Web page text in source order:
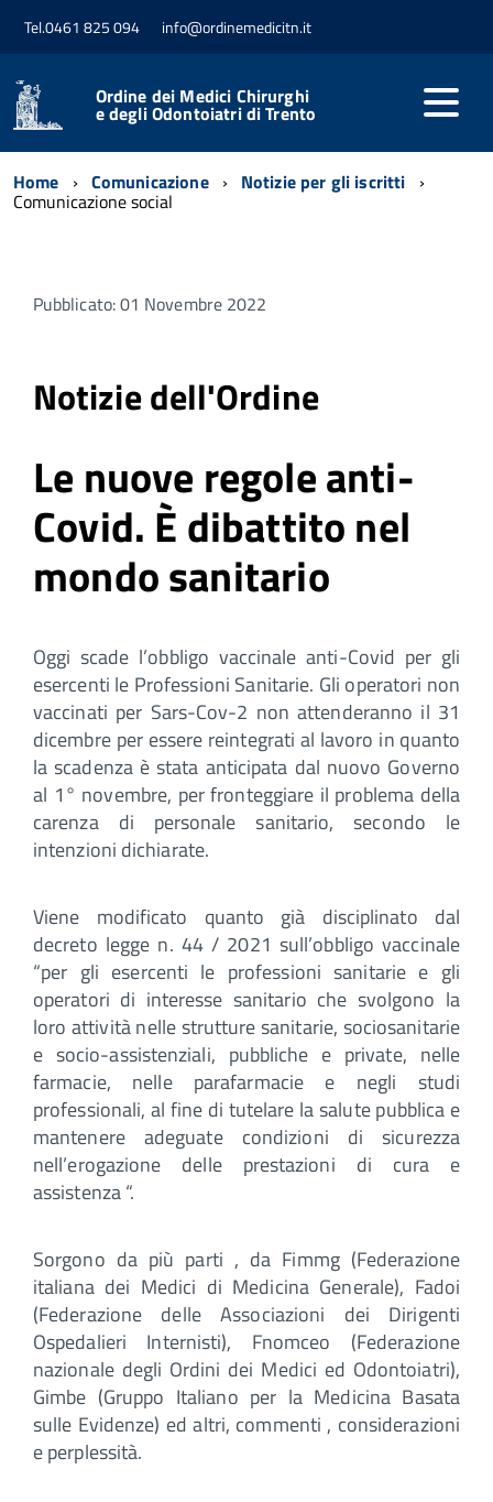
Tel.0461 825 094 info@ordinemedicitn.it
Ordine dei Medici Chirurghi
e degli Odontoiatri di Trento
Home Comunicazione Notizie per gli iscritti
Comunicazione social
Pubblicato: 01 Novembre 2022
Notizie dell'Ordine
Le nuove regole anti-
Covid. È dibattito nel
mondo sanitario
Oggi scade l’obbligo vaccinale anti-Covid per gli
esercenti le Professioni Sanitarie. Gli operatori non
vaccinati per Sars-Cov-2 non attenderanno il 31
dicembre per essere reintegrati al lavoro in quanto
la scadenza è stata anticipata dal nuovo Governo
al 1° novembre, per fronteggiare il problema della
carenza di personale sanitario, secondo le
intenzioni dichiarate.
Viene modificato quanto già disciplinato dal
decreto legge n. 44 / 2021 sull’obbligo vaccinale
“per gli esercenti le professioni sanitarie e gli
operatori di interesse sanitario che svolgono la
loro attività nelle strutture sanitarie, sociosanitarie
e socio-assistenziali, pubbliche e private, nelle
farmacie, nelle parafarmacie e negli studi
professionali, al fine di tutelare la salute pubblica e
mantenere adeguate condizioni di sicurezza
nell’erogazione delle prestazioni di cura e
assistenza “.
Sorgono da più parti , da Fimmg (Federazione
italiana dei Medici di Medicina Generale), Fadoi
(Federazione delle Associazioni dei Dirigenti
Ospedalieri Internisti), Fnomceo (Federazione
nazionale degli Ordini dei Medici ed Odontoiatri),
Gimbe (Gruppo Italiano per la Medicina Basata
sulle Evidenze) ed altri, commenti , considerazioni
e perplessità.